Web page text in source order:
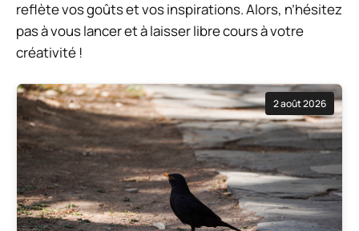
reflète vos goûts et vos inspirations. Alors, n’hésitez
pas à vous lancer et à laisser libre cours à votre
créativité !
2 août 2026